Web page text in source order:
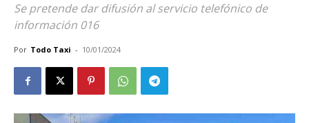
Se pretende dar difusión al servicio telefónico de
información 016
Por Todo Taxi - 10/01/2024